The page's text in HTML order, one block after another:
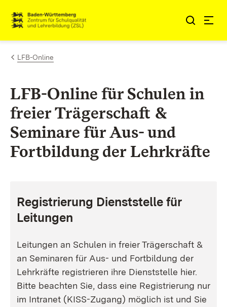
Zum Inhalt springen
LFB-Online
LFB-Online für Schulen in
freier Trägerschaft &
Seminare für Aus- und
Fortbildung der Lehrkräfte
Registrierung Dienststelle für
Leitungen
Leitungen an Schulen in freier Trägerschaft &
an Seminaren für Aus- und Fortbildung der
Lehrkräfte registrieren ihre Dienststelle hier.
Bitte beachten Sie, dass eine Registrierung nur
im Intranet (KISS-Zugang) möglich ist und Sie